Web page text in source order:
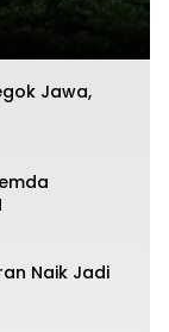
Jawa,
Naik Jadi